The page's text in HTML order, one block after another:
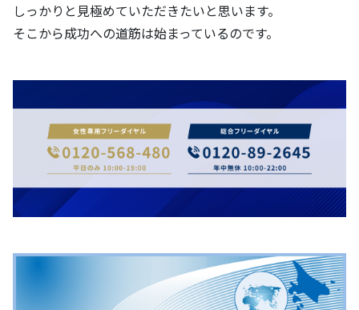
しっかりと見極めていただきたいと思います。
そこから成功への道筋は始まっているのです。